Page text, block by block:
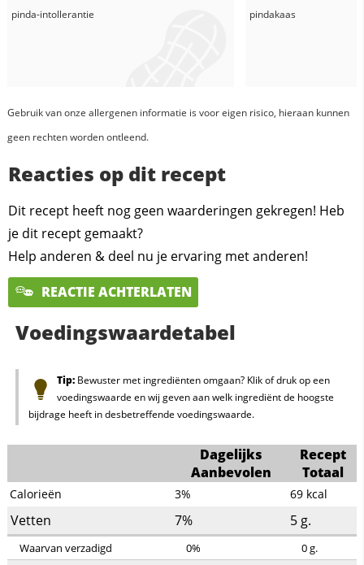
pinda-intollerantie
pindakaas
Gebruik van onze allergenen informatie is voor eigen risico, hieraan kunnen
geen rechten worden ontleend.
Reacties op dit recept
Dit recept heeft nog geen waarderingen gekregen! Heb
je dit recept gemaakt?
Help anderen & deel nu je ervaring met anderen!
REACTIE ACHTERLATEN
Voedingswaardetabel
Tip:Bewuster met ingrediënten omgaan? Klik of druk op een
voedingswaarde en wij geven aan welk ingrediënt de hoogste
bijdrage heeft in desbetreffende voedingswaarde.
Dagelijks
Aanbevolen
Recept
Totaal
Calorieën 3% 69 kcal
Vetten 7% 5g.
Waarvan verzadigd 0% 0g.